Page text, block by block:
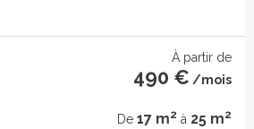
À partir de
490 € /mois
De 17 m2 à 25 m2